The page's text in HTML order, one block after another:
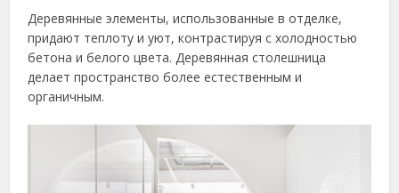
Деревянные элементы, использованные в отделке,
придают теплоту и уют, контрастируя с холодностью
бетона и белого цвета. Деревянная столешница
делает пространство более естественным и
органичным.